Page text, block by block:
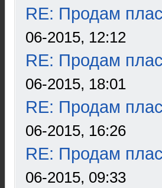
RE: Продам
06-2015, 12:12
RE: Продам
06-2015, 18:01
RE: Продам
06-2015, 16:26
RE: Продам
06-2015, 09:33